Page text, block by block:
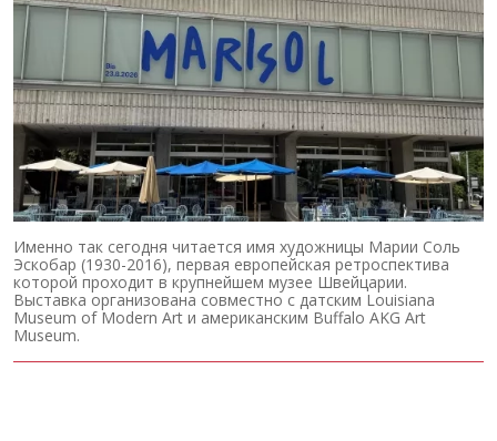
Именно так сегодня читается имя художницы Марии Соль
Эскобар (1930-2016), первая европейская ретроспектива
которой проходит в крупнейшем музее Швейцарии.
Выставка организована совместно с датским Louisiana
Museum of Modern Art и американским Buffalo AKG Art
Museum.